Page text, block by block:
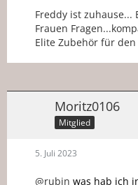
Freddy ist zuhause...
Frauen
Elite Zubehör für
Moritz0106
Mitglied
5. Juli 2023
@rubin was hab ich